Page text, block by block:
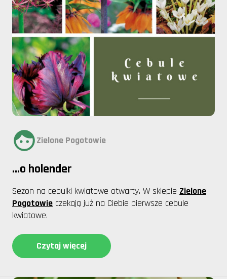
Zielone Pogotowie
...o holender
Sezon na cebulki kwiatowe otwarty. W sklepie Zielone
Pogotowie czekają już na Ciebie pierwsze cebule
kwiatowe.
Czytaj więcej